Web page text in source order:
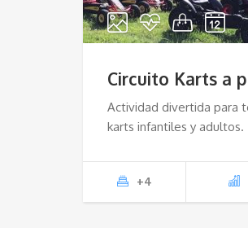
Circuito Karts a
Actividad divertida para
karts infantiles y adultos.
+4